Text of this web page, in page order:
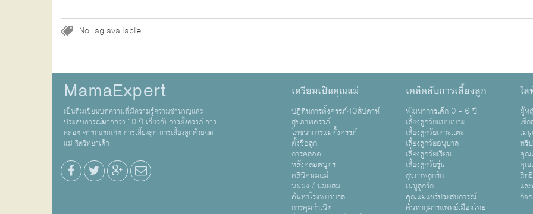
No tag available
MamaExpert
เป็นทีมเขียนบทความที่มีความรู้ความชำนาญและ
ประสบการณ์มากกว่า 10 ปี เกี่ยวกับการตั้งครรภ์ การ
คลอด ทารกแรกเกิด การเลี้ยงลูก การเลี้ยงลูกด้วยนม
แม่ จิตวิทยาเด็ก
เตรียมเป็นคุณแม่
ปฏิทินการตั้งครรภ์40สัปดาห์
สุขภาพครรภ์
โภชนาการแม่ตั้งครรภ์
ตั้งชื่อลูก
การคลอด
หลังคลอดบุตร
คลินิคนมแม่
นมผง / นมผสม
ค้นหาโรงพยาบาล
การคุมกำเนิด
เคล็ดลับการเลี้ยงลูก
พัฒนาการเด็ก 0 - 6 ปี
เลี้ยงลูกวัยแบบเบาะ
เลี้ยงลูกวัยเตาะเเตะ
เลี้ยงลูกวัยอนุบาล
เลี้ยงลูกวัยเรียน
เลี้ยงลูกวัยรุ่น
สุขภาพลูกรัก
เมนูลูกรัก
คุณแม่แชร์ประสบการณ์
ค้นหากุมารแพทย์เมืองไทย
ไ
ผู้ห
เซ็
เม
ทริ
คุณ
คุณ
สิท
แล
กิจ